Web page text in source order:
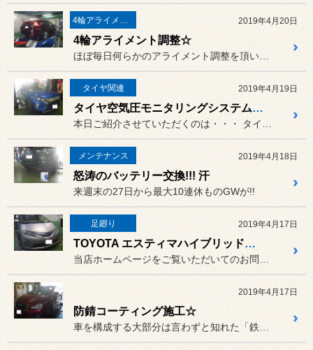
4輪アライメント 2019年4月20日
4輪アライメント調整☆
タイヤ関連 2019年4月19日
タイヤ空気圧モニタリングシステム「TPMS」の取り付け☆
メンテナンス 2019年4月18日
怒涛のバッテリー交換!!! 汗
来週末の27日から最大10連休ものGWが!!
足廻り 2019年4月17日
TOYOTA エスティマハイブリッド ショック交換☆
2019年4月17日
防錆コーティング施工☆